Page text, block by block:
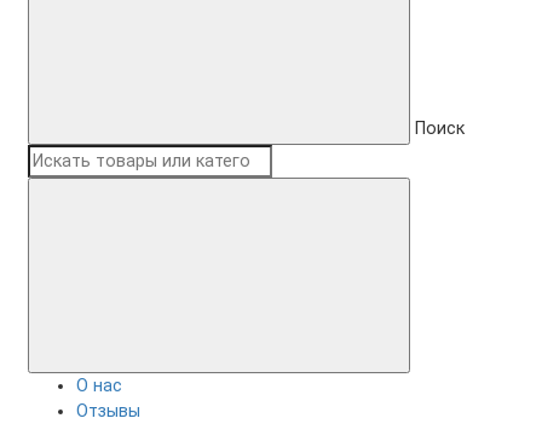
Поиск
О нас
Отзывы